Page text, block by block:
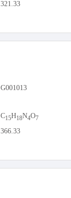
321.33
G001013
C15H18N4O7
366.33